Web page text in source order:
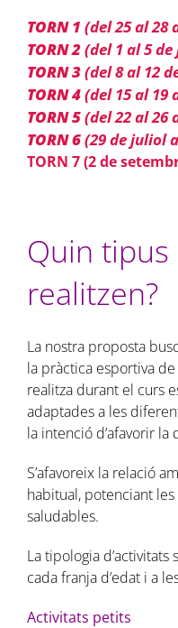
TORN 1 (del 25 al 28
TORN 2(del 1 al 5
TORN 3(del 8 al 12
TORN 4(del 15 al 19
TORN 5(del 22 al 26
TORN 6(29 de juliol
TORN 7 (2 de
Quin tipus
realitzen?
La nostra proposta
la pràctica esportiva
realitza durant el curs
adaptades a les
la intenció d’afavorir
S’afavoreix la relació
habitual, potenciant
saludables.
La tipologia
cada franja d’edat i a
Activitats petits